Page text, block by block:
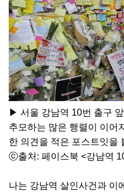
▶ 서울 강남역 10번 출구
추모하는 많은 행렬이 이어
한 의견을 적은 포스트잇을
ⓒ출처: 페이스북 <강남역
나는 강남역 살인사건과 이